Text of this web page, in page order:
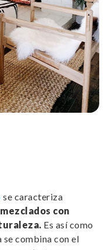
se caracteriza
mezclados con
Es así como
se combina con el